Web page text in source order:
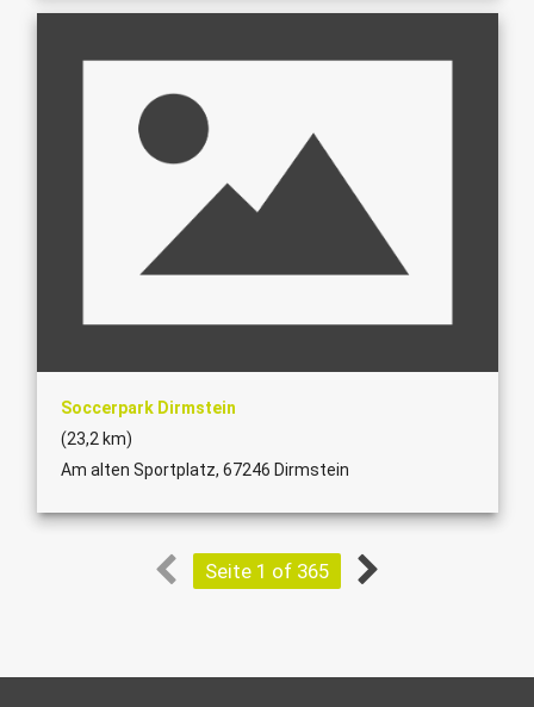
Soccerpark Dirmstein
(23,2 km)
Am alten Sportplatz, 67246 Dirmstein
Seite 1 of 365